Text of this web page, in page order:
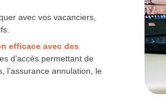
avec vos vacanciers,
efficace avec des
d’accès permettant de
l’assurance annulation, le